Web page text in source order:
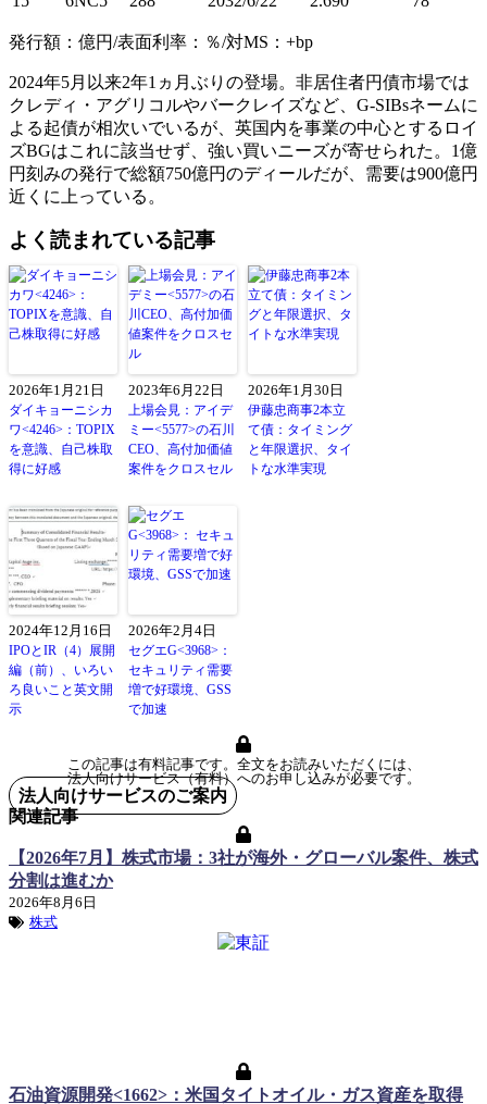
発行額：億円/表面利率：％/対MS：+bp
2024年5月以来2年1ヵ月ぶりの登場。非居住者円債市場では
クレディ・アグリコルやバークレイズなど、G-SIBsネームに
よる起債が相次いでいるが、英国内を事業の中心とするロイ
ズBGはこれに該当せず、強い買いニーズが寄せられた。1億
円刻みの発行で総額750億円のディールだが、需要は900億円
近くに上っている。
よく読まれている記事
2026年1月21日
ダイキョーニシカ
ワ<4246>：TOPIX
を意識、自己株取
得に好感
2023年6月22日
上場会見：アイデ
ミー<5577>の石川
CEO、高付加価値
案件をクロスセル
2026年1月30日
伊藤忠商事2本立
て債：タイミング
と年限選択、タイ
トな水準実現
2024年12月16日
IPOとIR（4）展開
編（前）、いろい
ろ良いこと英文開
示
2026年2月4日
セグエG<3968>：
セキュリティ需要
増で好環境、GSS
で加速
この記事は有料記事です。全文をお読みいただくには、
法人向けサービス（有料）へのお申し込みが必要です。
法人向けサービスのご案内
関連記事
【2026年7月】株式市場：3社が海外・グローバル案件、株式
分割は進むか
2026年8月6日
株式
石油資源開発<1662>：米国タイトオイル・ガス資産を取得